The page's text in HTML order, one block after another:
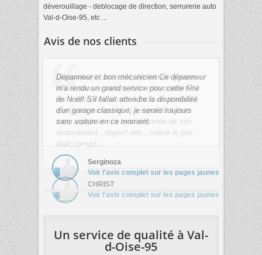
déverouillage - deblocage de direction, serrurerie auto
Val-d-Oise-95, etc ...
Avis de nos clients
Dépanneur et bon mécanicien Ce dépanneur
m'a rendu un grand service pour cette fête
de Noël! S'il fallait attendre la disponibilité
d'un garage classique, je serais toujours
sans voiture en ce moment.
Serginoza
Voir l'avis complet sur les pages jaunes
Un service de qualité à Val-
d-Oise-95